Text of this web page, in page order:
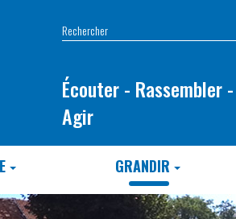
Écouter - Rassembler -
Agir
GRANDIR